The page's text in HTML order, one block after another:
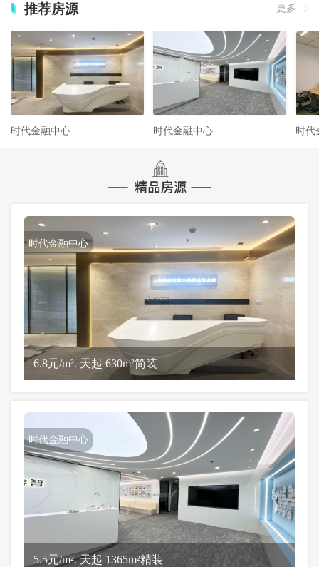
推荐房源 更多
时代金融中心 时代金融中心 时代
时代金融中心
6.8元/m². 天起 630m²简装
时代金融中心
5.5元/m². 天起 1365m²精装